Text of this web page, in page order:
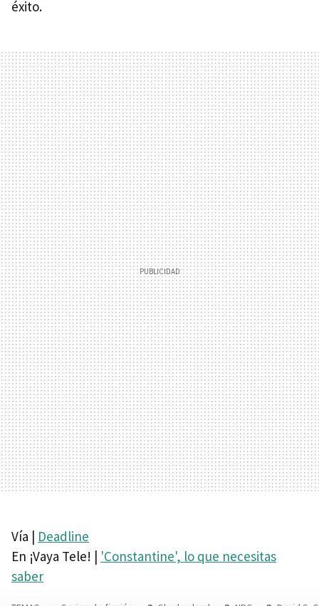
éxito.
Vía | Deadline
En ¡Vaya Tele! | 'Constantine', lo que necesitas
saber